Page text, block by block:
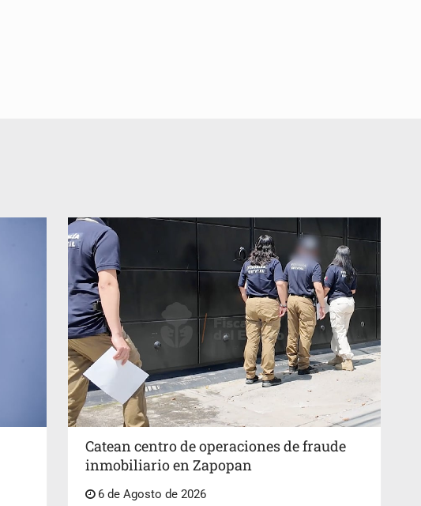
Catean centro de operaciones de fraude
inmobiliario en Zapopan
6 de Agosto de 2026